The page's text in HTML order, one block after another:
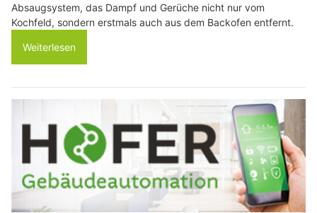
Absaugsystem, das Dampf und Gerüche nicht nur vom
Kochfeld, sondern erstmals auch aus dem Backofen entfernt.
Weiterlesen